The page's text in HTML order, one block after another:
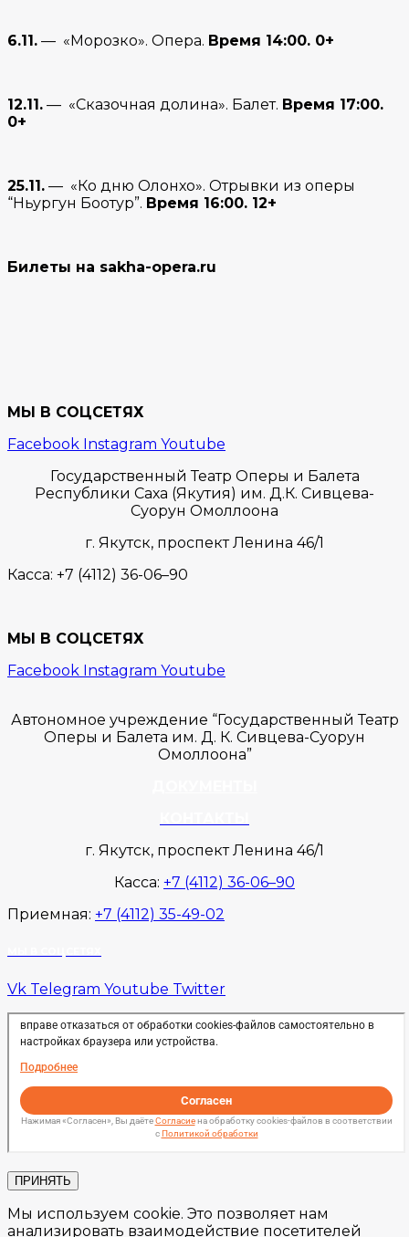
6.11. — «Морозко». Опера. Время 14:00. 0+
12.11. — «Сказочная долина». Балет. Время 17:00.
0+
25.11. — «Ко дню Олонхо». Отрывки из оперы
“Ньургун Боотур”. Время 16:00. 12+
Билеты на sakha-opera.ru
МЫ В СОЦСЕТЯХ
Facebook Instagram Youtube
Государственный Театр Оперы и Балета
Республики Саха (Якутия) им. Д.К. Сивцева-
Суорун Омоллоона
г. Якутск, проспект Ленина 46/1
Касса: +7 (4112) 36-06–90
МЫ В СОЦСЕТЯХ
Facebook Instagram Youtube
Автономное учреждение “Государственный Театр
Оперы и Балета им. Д. К. Сивцева-Суорун
Омоллоона”
г. Якутск, проспект Ленина 46/1
Касса: +7 (4112) 36-06–90
Приемная: +7 (4112) 35-49-02
Vk Telegram Youtube Twitter
ПРИНЯТЬ
Мы используем cookie. Это позволяет нам
анализировать взаимодействие посетителей